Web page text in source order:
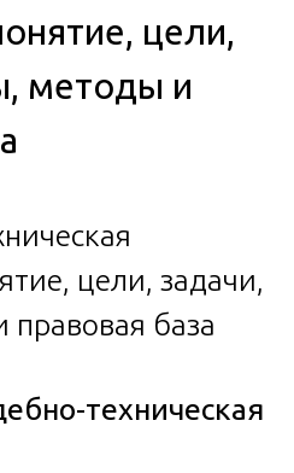
цели,
методы и
техническая